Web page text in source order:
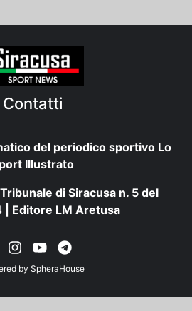
Contatti
del periodico sportivo Lo
Illustrato
di Siracusa n. 5 del
| Editore LM Aretusa
by SpheraHouse